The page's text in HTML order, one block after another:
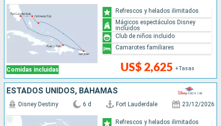
Comidas incluidas US$ 2,625 +Tasas
Refrescos y helados ilimitados
Mágicos espectáculos Disney
incluidos
Club de niños incluido
Camarotes familiares
ESTADOS UNIDOS, BAHAMAS
Disney Destiny 6 d Fort Lauderdale 23/12/2026
Refrescos y helados ilimitados